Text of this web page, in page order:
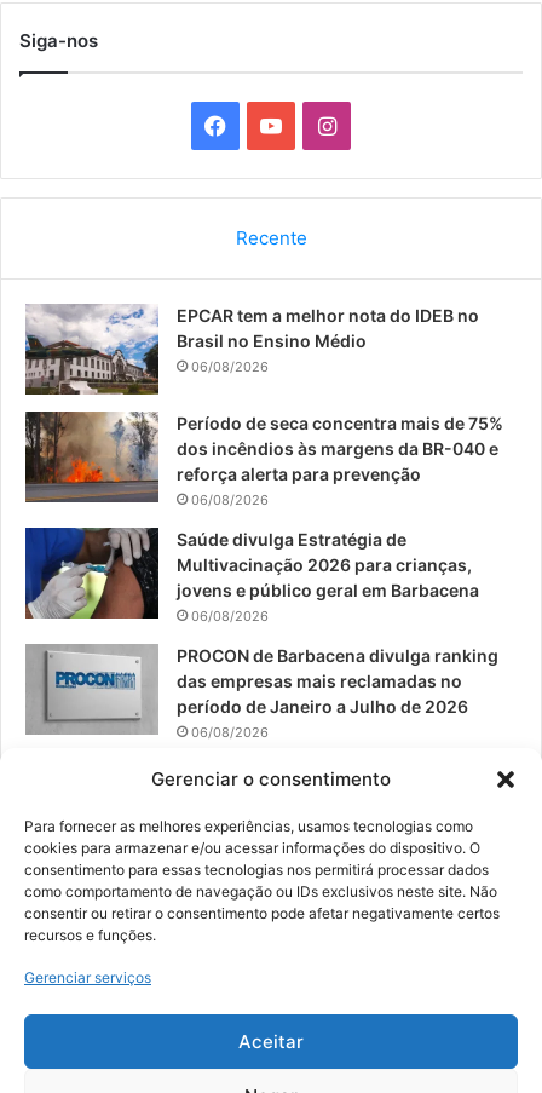
Gerenciar o consentimento
Para fornecer as melhores experiências, usamos tecnologias como
cookies para armazenar e/ou acessar informações do dispositivo. O
consentimento para essas tecnologias nos permitirá processar dados
como comportamento de navegação ou IDs exclusivos neste site. Não
consentir ou retirar o consentimento pode afetar negativamente certos
recursos e funções.
Gerenciar serviços
Aceitar
Siga-nos
a
b
o
o
k
o
u
e
I
n
a
r
a
Recente
EPCAR tem a melhor nota do IDEB no
Brasil no Ensino Médio
06/08/2026
Período de seca concentra mais de 75%
dos incêndios às margens da BR-040 e
reforça alerta para prevenção
06/08/2026
Saúde divulga Estratégia de
Multivacinação 2026 para crianças,
jovens e público geral em Barbacena
06/08/2026
PROCON de Barbacena divulga ranking
das empresas mais reclamadas no
período de Janeiro a Julho de 2026
06/08/2026
Prefeitura convoca organizações de
Resíduos Sólidos
05/08/2026
© 2026, Todos os direitos reservados | Desenvolvido por:
Digital Business| Hospedado por:NP Publicidade
Fale Conosco
Sobre Nós